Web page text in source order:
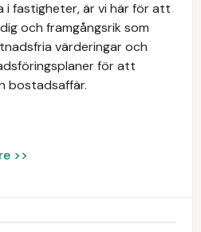
i fastigheter, är vi här för att
och framgångsrik som
värderingar och
för att
bostadsaffär.
>>